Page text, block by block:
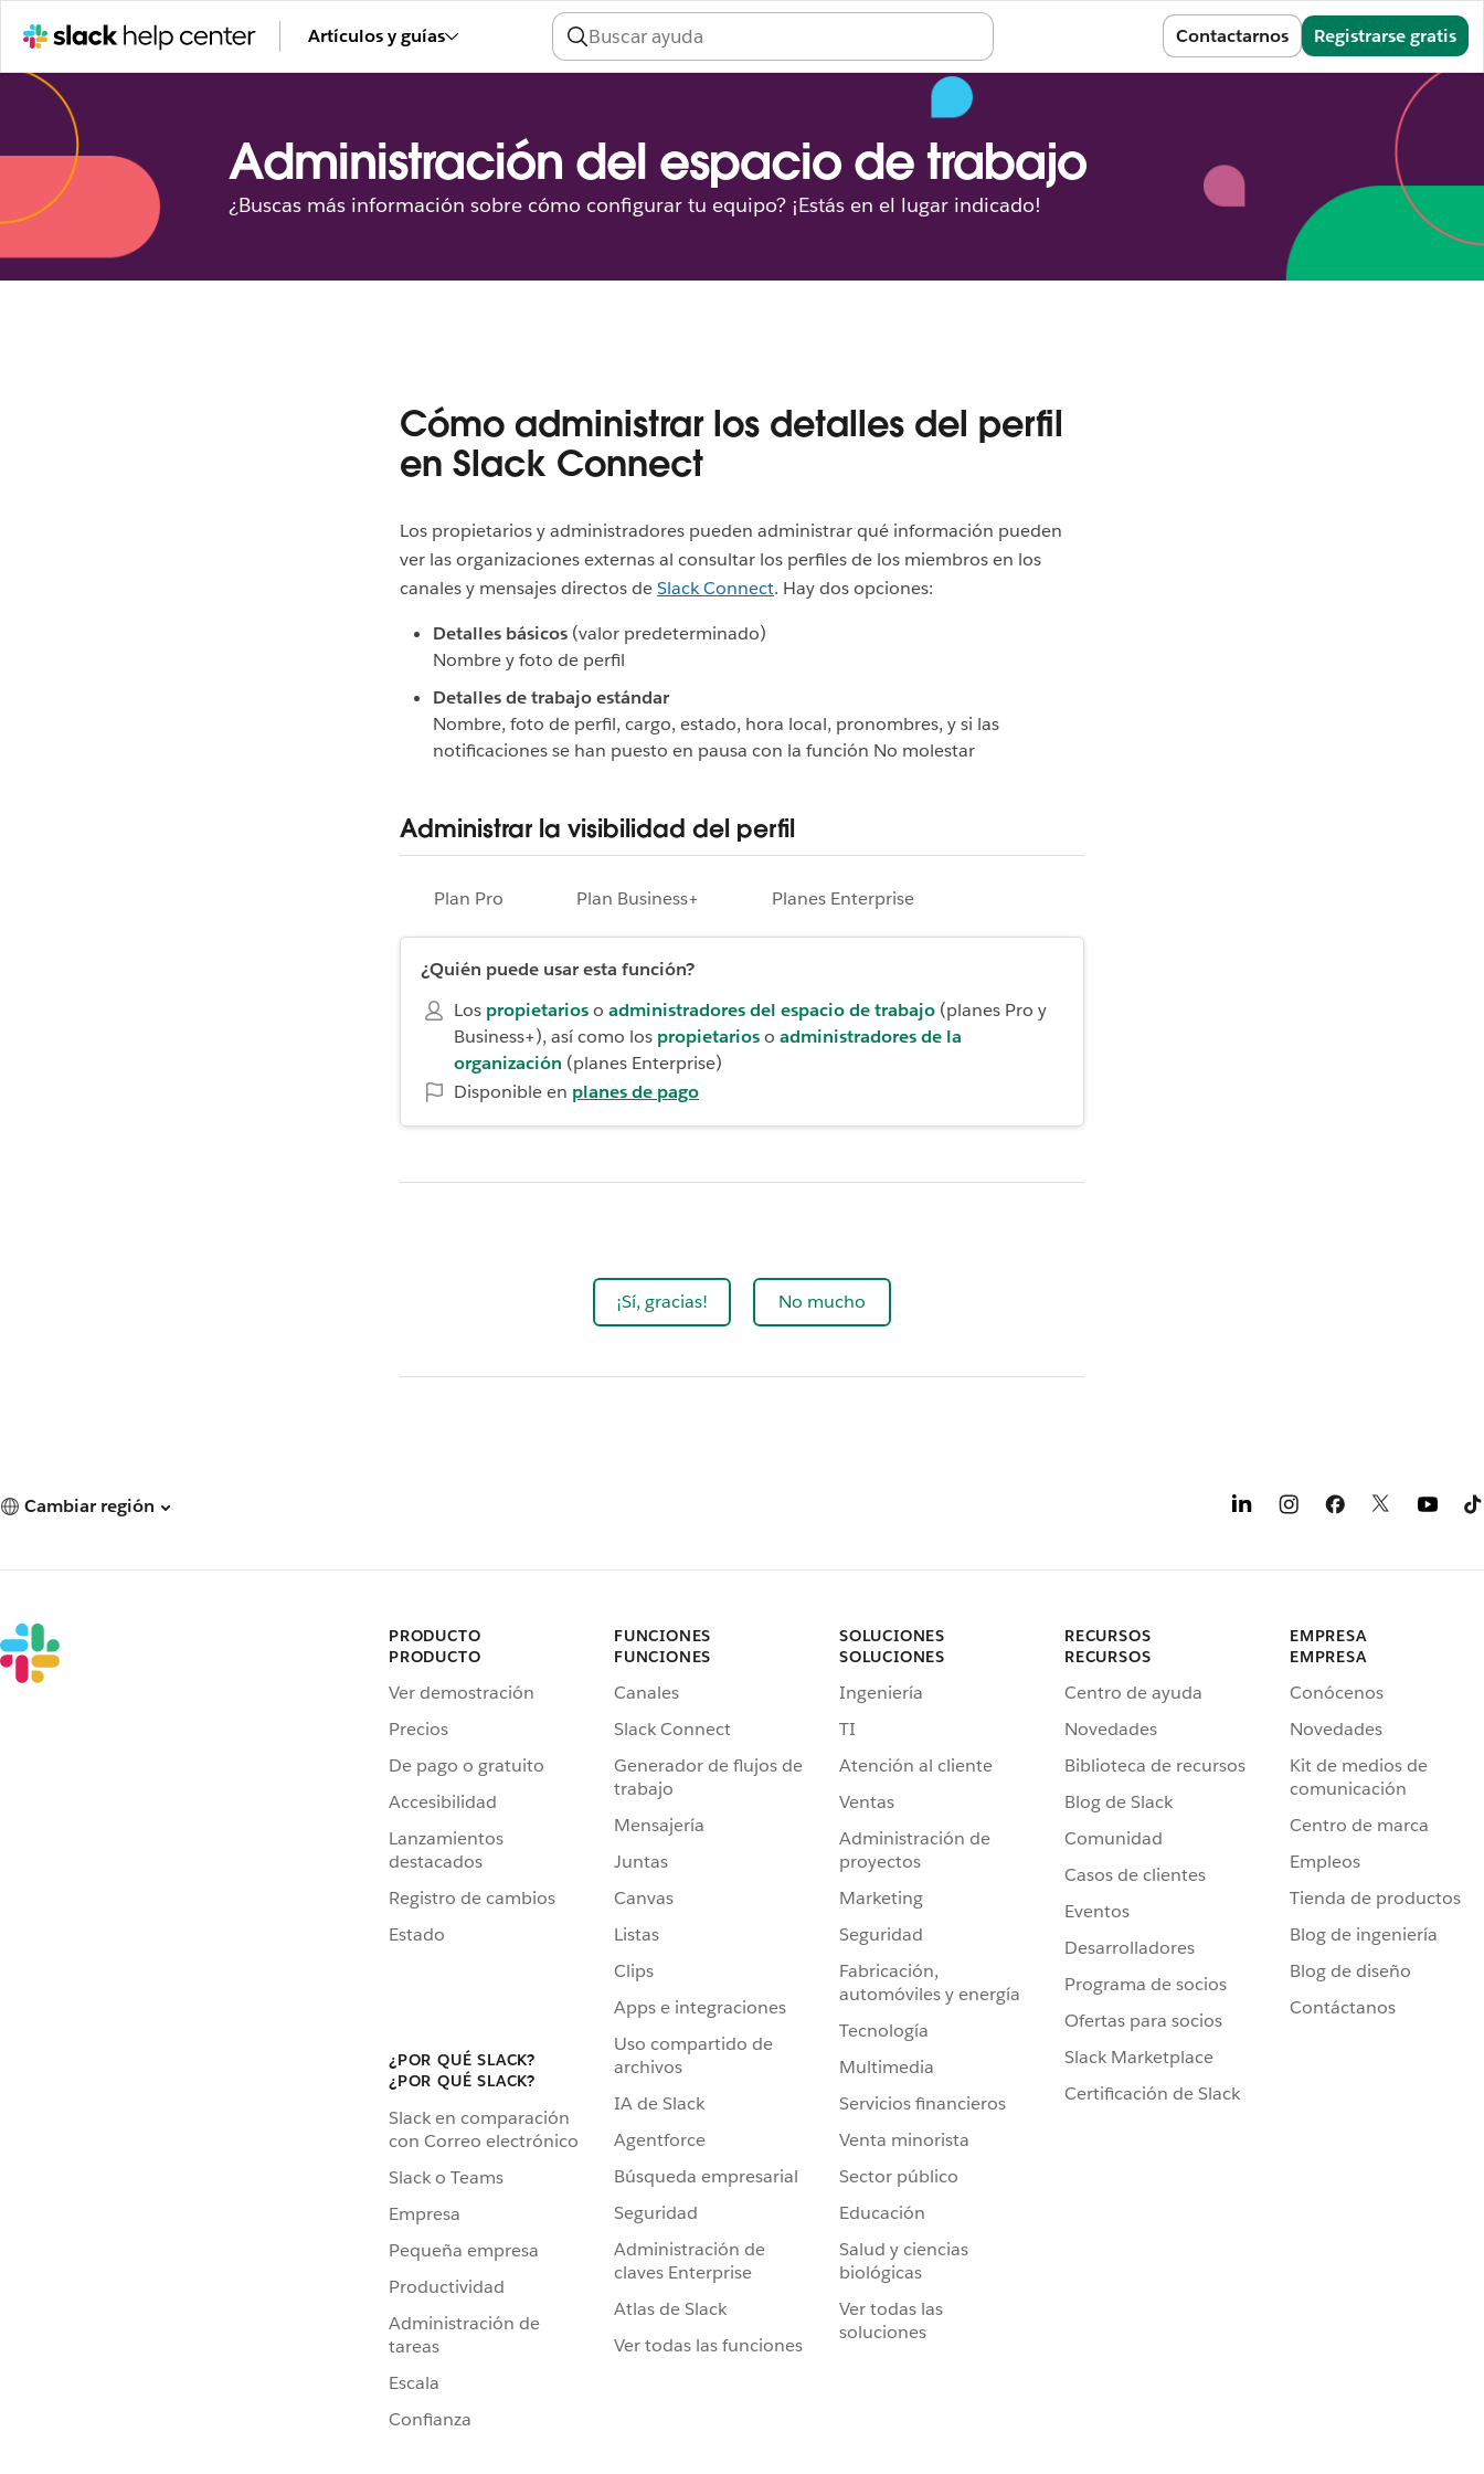
Artículos y guías Contactarnos Registrarse gratis
Administración del espacio de trabajo
¿Buscas más información sobre cómo configurar tu equipo? ¡Estás en el lugar indicado!
Cómo administrar los detalles del perfil
en Slack Connect
Los propietarios y administradores pueden administrar qué información pueden
ver las organizaciones externas al consultar los perfiles de los miembros en los
canales y mensajes directos deSlack Connect. Hay dos opciones:
Detalles básicos (valor predeterminado)
Nombre y foto de perfil
Detalles de trabajo estándar
Nombre, foto de perfil, cargo, estado, hora local, pronombres, y si las
notificaciones se han puesto en pausa con la función No molestar
Administrar la visibilidad del perfil
Plan Pro Plan Business+ Planes Enterprise
¿Quién puede usar esta función?
Los propietarioso administradores del espacio de trabajo (planes Pro y
Business+), así como los propietarioso administradores de la
organización (planes Enterprise)
Disponible en planes de pago
¡Sí, gracias! No mucho
Cambiar región
PRODUCTO
PRODUCTO
Ver demostración
Precios
De pago o gratuito
Accesibilidad
Lanzamientos
destacados
Registro de cambios
Estado
¿POR QUÉ SLACK?
¿POR QUÉ SLACK?
Slack en comparación
con Correo electrónico
Slack o Teams
Empresa
Pequeña empresa
Productividad
Administración de
tareas
Escala
Confianza
FUNCIONES
FUNCIONES
Canales
Slack Connect
Generador de flujos de
trabajo
Mensajería
Juntas
Canvas
Listas
Clips
Apps e integraciones
Uso compartido de
archivos
IA de Slack
Agentforce
Búsqueda empresarial
Seguridad
Administración de
claves Enterprise
Atlas de Slack
Ver todas las funciones
SOLUCIONES
SOLUCIONES
Ingeniería
TI
Atención al cliente
Ventas
Administración de
proyectos
Marketing
Seguridad
Fabricación,
automóviles y energía
Tecnología
Multimedia
Servicios financieros
Venta minorista
Sector público
Educación
Salud y ciencias
biológicas
Ver todas las
soluciones
RECURSOS
RECURSOS
Centro de ayuda
Novedades
Biblioteca de recursos
Blog de Slack
Comunidad
Casos de clientes
Eventos
Desarrolladores
Programa de socios
Ofertas para socios
Slack Marketplace
Certificación de Slack
EMPRESA
EMPRESA
Conócenos
Novedades
Kit de medios de
comunicación
Centro de marca
Empleos
Tienda de productos
Blog de ingeniería
Blog de diseño
Contáctanos